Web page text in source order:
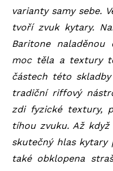
varianty samy sebe.
tvoří zvuk kytary.
Baritone
moc těla a textury
částech této
tradiční riffový
zdi fyzické textury,
tíhou zvuku. Až
skutečný hlas kytary
také obklopena